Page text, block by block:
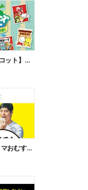
【サンリオ×メーカーマスコット】オリジナルグッズ貰える!
【おトク】大谷選手ファミマおむすび割